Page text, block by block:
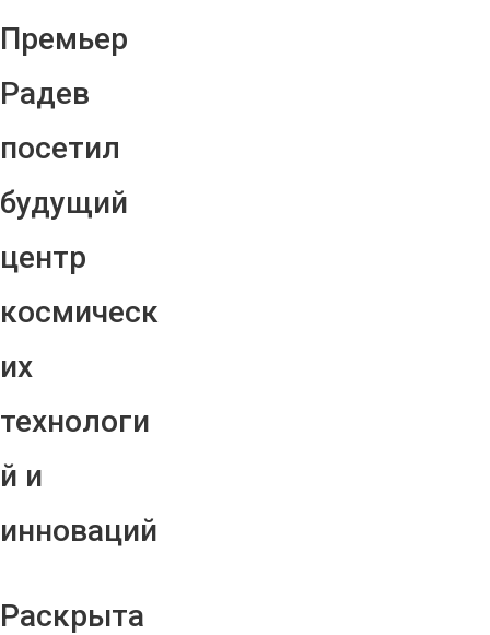
Премьер
Радев
посетил
будущий
центр
космическ
их
технологи
й и
инноваций
Раскрыта